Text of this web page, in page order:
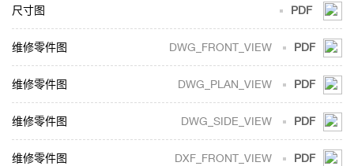
PDF
尺寸图
PDF
DWG_FRONT_VIEW
PDF
DWG_PLAN_VIEW
PDF
DWG_SIDE_VIEW
PDF
DXF_FRONT_VIEW